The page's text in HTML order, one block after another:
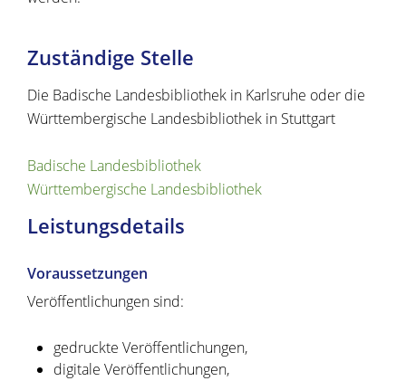
Zuständige Stelle
Die Badische Landesbibliothek in Karlsruhe oder die
Württembergische Landesbibliothek in Stuttgart
Badische Landesbibliothek
Württembergische Landesbibliothek
Leistungsdetails
Voraussetzungen
Veröffentlichungen sind:
gedruckte Veröffentlichungen,
digitale Veröffentlichungen,